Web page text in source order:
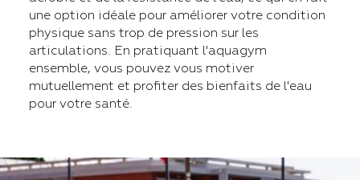
une option idéale pour améliorer votre condition
physique sans trop de pression sur les
articulations. En pratiquant l'aquagym
ensemble, vous pouvez vous motiver
mutuellement et profiter des bienfaits de l'eau
pour votre santé.